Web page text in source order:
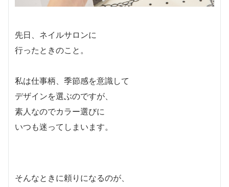
先日、ネイルサロンに
行ったときのこと。
私は仕事柄、季節感を意識して
デザインを選ぶのですが、
素人なのでカラー選びに
いつも迷ってしまいます。
そんなときに頼りになるのが、